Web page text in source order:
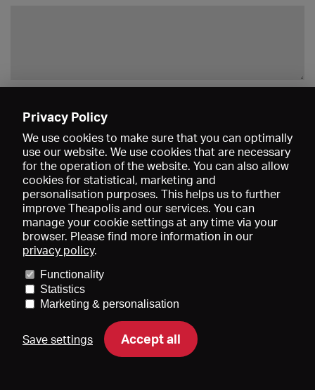
Données médiatiques
Conditions générales de vente
Contact
Aide Newsletter
Privacy Policy
We use cookies to make sure that you can optimally
use our website. We use cookies that are necessary
for the operation of the website. You can also allow
cookies for statistical, marketing and
personalisation purposes. This helps us to further
improve Theapolis and our services. You can
manage your cookie settings at any time via your
browser. Please find more information in our
privacy policy.
Functionality
Statistics
Marketing & personalisation
Save settings Accept all